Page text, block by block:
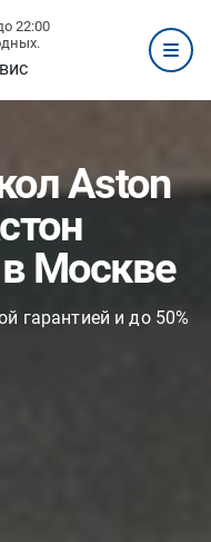
22:00
Aston
Москве
гарантией и до 50%